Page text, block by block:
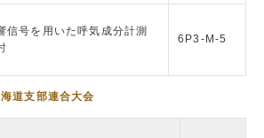
信号を用いた呼気成分計測
6P3-M-5
道支部連合大会